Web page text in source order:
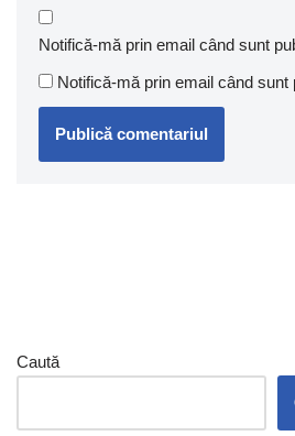
Notifică-mă prin email când sunt
Notifică-mă prin email când sunt
Caută